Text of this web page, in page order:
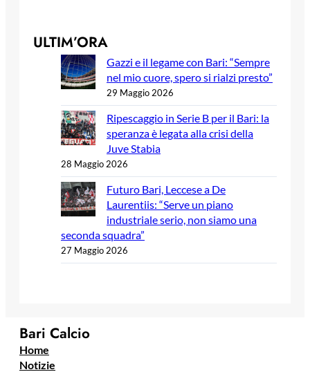
ULTIM’ORA
Gazzi e il legame con Bari: “Sempre
nel mio cuore, spero si rialzi presto”
29 Maggio 2026
Ripescaggio in Serie B per il Bari: la
speranza è legata alla crisi della
Juve Stabia
28 Maggio 2026
Futuro Bari, Leccese a De
Laurentiis: “Serve un piano
industriale serio, non siamo una
seconda squadra”
27 Maggio 2026
Bari Calcio
Home
Notizie